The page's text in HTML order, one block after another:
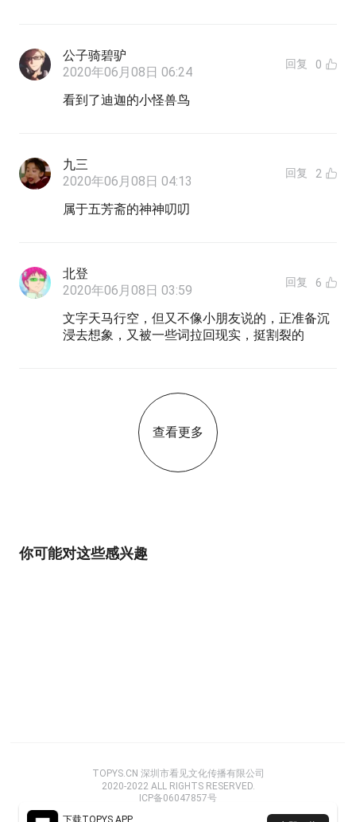
公子骑碧驴
2020年06月08日 06:24
回复 0
看到了迪迦的小怪兽鸟
九三
2020年06月08日 04:13
回复 2
属于五芳斋的神神叨叨
北登
2020年06月08日 03:59
回复 6
文字天马行空，但又不像小朋友说的，正准备沉
浸去想象，又被一些词拉回现实，挺割裂的
查看更多
你可能对这些感兴趣
下载TOPYS APP
TOPYS.CN 深圳市看见文化传播有限公司
2020-2022 ALL RIGHTS RESERVED.
ICP备06047857号